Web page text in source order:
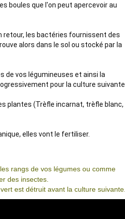
boules que l'on peut apercevoir au
retour, les bactéries fournissent des
alors dans le sol ou stocké par la
de vos légumineuses et ainsi la
pour la culture suivante.
plantes (Trèfle incarnat, trèfle blanc,
elles vont le fertiliser.
rangs de vos légumes ou comme
des insectes.
est détruit avant la culture suivante.